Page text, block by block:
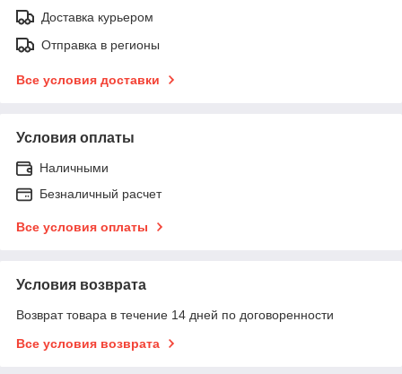
Доставка курьером
Отправка в регионы
Все условия доставки
Условия оплаты
Наличными
Безналичный расчет
Все условия оплаты
Условия возврата
Возврат товара в течение 14 дней по договоренности
Все условия возврата